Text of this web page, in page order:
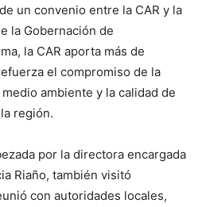
un convenio entre la CAR y la
la Gobernación de
la CAR aporta más de
el compromiso de la
ambiente y la calidad de
región.
por la directora encargada
Riaño, también visitó
con autoridades locales,